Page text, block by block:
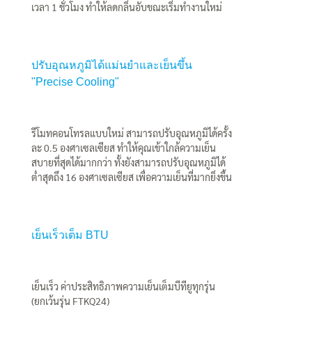
เวลา 1 ชั่วโมง ทำให้ลดกลิ่นอับขณะเริ่มทำงานใหม่
ปรับอุณหภูมิได้แม่นยำและเย็นขึ้น
"Precise Cooling"
รีโมทคอนโทรลแบบใหม่ สามารถปรับอุณหภูมิได้ครั้ง
ละ 0.5 องศาเซลเซียส ทำให้คุณเข้าใกล้ความเย็น
สบายที่สุดได้มากกว่า ทั้งยังสามารถปรับอุณหภูมิได้
ต่ำสุดถึง 16 องศาเซลเซียส เพื่อความเย็นที่มากยิ่งขึ้น
เย็นเร็วเต็ม BTU
เย็นเร็ว ค่าประสิทธิภาพความเย็นเต็มบีทียูทุกรุ่น
(ยกเว้นรุ่น FTKQ24)